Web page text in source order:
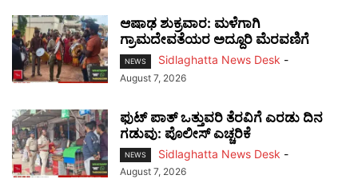
ಆಷಾಢ ಶುಕ್ರವಾರ: ಮಳೆಗಾಗಿ
ಗ್ರಾಮದೇವತೆಯರ ಅದ್ದೂರಿ ಮೆರವಣಿಗೆ
NEWS Sidlaghatta News Desk -
August 7, 2026
ಫುಟ್‌ ಪಾತ್ ಒತ್ತುವರಿ ತೆರವಿಗೆ ಎರಡು ದಿನ
ಗಡುವು: ಪೊಲೀಸ್ ಎಚ್ಚರಿಕೆ
NEWS Sidlaghatta News Desk -
August 7, 2026